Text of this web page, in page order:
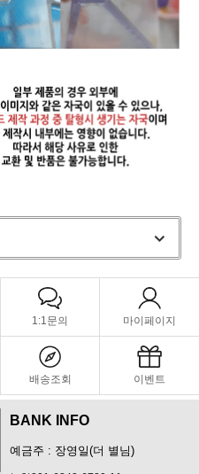
1:1문의 마이페이지
배송조회 이벤트
BANK INFO
예금주 : 장영일(더 별님)